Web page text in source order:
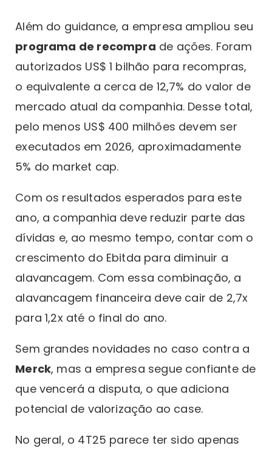
Além do guidance, a empresa ampliou seu
programa de recompra de ações. Foram
autorizados US$ 1 bilhão para recompras,
o equivalente a cerca de 12,7% do valor de
mercado atual da companhia. Desse total,
pelo menos US$ 400 milhões devem ser
executados em 2026, aproximadamente
5% do market cap.
Com os resultados esperados para este
ano, a companhia deve reduzir parte das
dívidas e, ao mesmo tempo, contar com o
crescimento do Ebitda para diminuir a
alavancagem. Com essa combinação, a
alavancagem financeira deve cair de 2,7x
para 1,2x até o final do ano.
Sem grandes novidades no caso contra a
Merck, mas a empresa segue confiante de
que vencerá a disputa, o que adiciona
potencial de valorização ao case.
No geral, o 4T25 parece ter sido apenas